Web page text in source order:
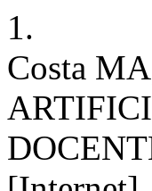
1.
Costa